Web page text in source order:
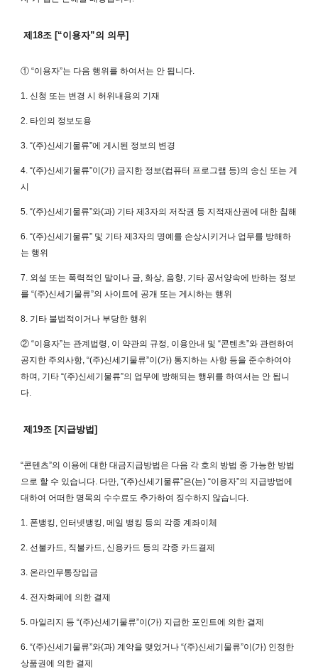
제18조 [“이용자”의 의무]
① “이용자”는 다음 행위를 하여서는 안 됩니다.
1. 신청 또는 변경 시 허위내용의 기재
2. 타인의 정보도용
3. “(주)신세기물류”에 게시된 정보의 변경
4. “(주)신세기물류”이(가) 금지한 정보(컴퓨터 프로그램 등)의 송신 또는 게
시
5. “(주)신세기물류”와(과) 기타 제3자의 저작권 등 지적재산권에 대한 침해
6. “(주)신세기물류” 및 기타 제3자의 명예를 손상시키거나 업무를 방해하
는 행위
7. 외설 또는 폭력적인 말이나 글, 화상, 음향, 기타 공서양속에 반하는 정보
를 “(주)신세기물류”의 사이트에 공개 또는 게시하는 행위
8. 기타 불법적이거나 부당한 행위
② “이용자”는 관계법령, 이 약관의 규정, 이용안내 및 “콘텐츠”와 관련하여
공지한 주의사항, “(주)신세기물류”이(가) 통지하는 사항 등을 준수하여야
하며, 기타 “(주)신세기물류”의 업무에 방해되는 행위를 하여서는 안 됩니
다.
제19조 [지급방법]
“콘텐츠”의 이용에 대한 대금지급방법은 다음 각 호의 방법 중 가능한 방법
으로 할 수 있습니다. 다만, “(주)신세기물류”은(는) “이용자”의 지급방법에
대하여 어떠한 명목의 수수료도 추가하여 징수하지 않습니다.
1. 폰뱅킹, 인터넷뱅킹, 메일 뱅킹 등의 각종 계좌이체
2. 선불카드, 직불카드, 신용카드 등의 각종 카드결제
3. 온라인무통장입금
4. 전자화폐에 의한 결제
5. 마일리지 등 “(주)신세기물류”이(가) 지급한 포인트에 의한 결제
6. “(주)신세기물류”와(과) 계약을 맺었거나 “(주)신세기물류”이(가) 인정한
상품권에 의한 결제